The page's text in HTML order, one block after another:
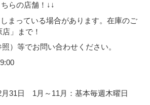
らの店舗！↓↓
まっている場合があります。在庫のご
」まで！
）等でお問い合わせください。
31日 1月～11月：基本毎週木曜日